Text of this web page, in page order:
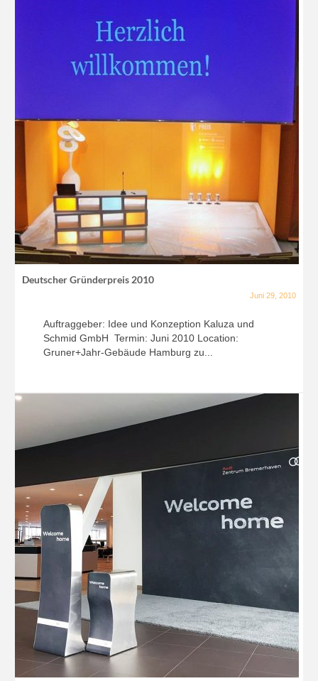
Deutscher Gründerpreis 2010
Juni 29, 2010
Auftraggeber: Idee und Konzeption Kaluza und
Schmid GmbH Termin: Juni 2010 Location:
Gruner+Jahr-Gebäude Hamburg zu...